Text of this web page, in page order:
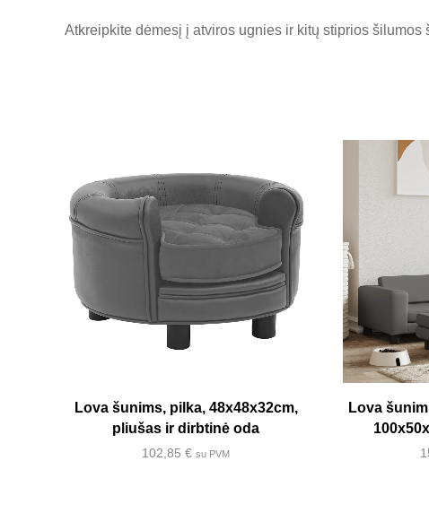
Atkreipkite dėmesį į atviros ugnies ir kitų stiprios
Lova šunims, pilka, 48x48x32cm,
pliušas ir dirbtinė oda
102,85€ su PVM
Lova